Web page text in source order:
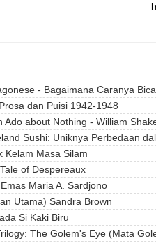
- Bagaimana Caranya
dan Puisi 1942-1948
Ado about Nothing - William
Sushi: Uniknya Perbedaan
Kelam Masa Silam
of Despereaux
Maria A. Sardjono
Utama) Sandra Brown
Si Kaki Biru
The Golem's Eye (Mata